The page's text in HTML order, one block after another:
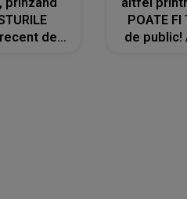
de
POATE FI
de public!